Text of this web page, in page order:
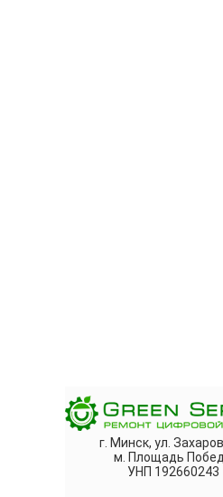
г. Минск, ул.
м. Площадь
УНП 192660243